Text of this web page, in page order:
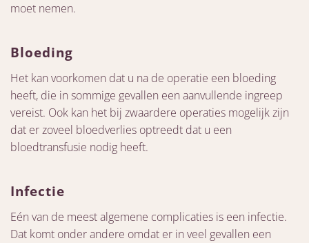
moet nemen.
Bloeding
Het kan voorkomen dat u na de operatie een bloeding
heeft, die in sommige gevallen een aanvullende ingreep
vereist. Ook kan het bij zwaardere operaties mogelijk zijn
dat er zoveel bloedverlies optreedt dat u een
bloedtransfusie nodig heeft.
Infectie
Eén van de meest algemene complicaties is een infectie.
Dat komt onder andere omdat er in veel gevallen een